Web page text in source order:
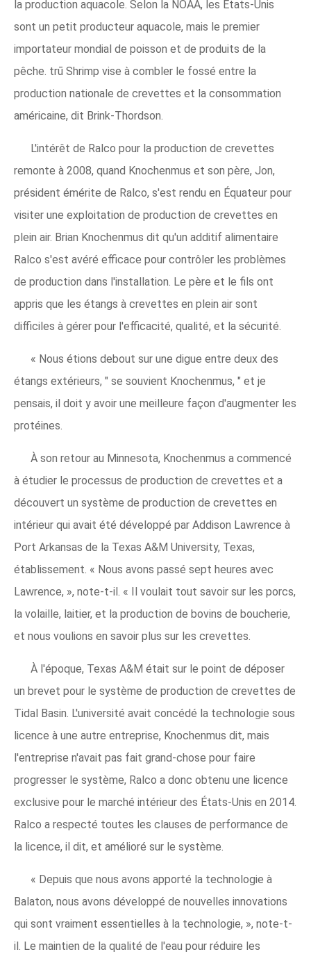
la production aquacole. Selon la NOAA, les États-Unis
sont un petit producteur aquacole, mais le premier
importateur mondial de poisson et de produits de la
pêche. trū Shrimp vise à combler le fossé entre la
production nationale de crevettes et la consommation
américaine, dit Brink-Thordson.
L'intérêt de Ralco pour la production de crevettes
remonte à 2008, quand Knochenmus et son père, Jon,
président émérite de Ralco, s'est rendu en Équateur pour
visiter une exploitation de production de crevettes en
plein air. Brian Knochenmus dit qu'un additif alimentaire
Ralco s'est avéré efficace pour contrôler les problèmes
de production dans l'installation. Le père et le fils ont
appris que les étangs à crevettes en plein air sont
difficiles à gérer pour l'efficacité, qualité, et la sécurité.
« Nous étions debout sur une digue entre deux des
étangs extérieurs, " se souvient Knochenmus, " et je
pensais, il doit y avoir une meilleure façon d'augmenter les
protéines.
À son retour au Minnesota, Knochenmus a commencé
à étudier le processus de production de crevettes et a
découvert un système de production de crevettes en
intérieur qui avait été développé par Addison Lawrence à
Port Arkansas de la Texas A&M University, Texas,
établissement. « Nous avons passé sept heures avec
Lawrence, », note-t-il. « Il voulait tout savoir sur les porcs,
la volaille, laitier, et la production de bovins de boucherie,
et nous voulions en savoir plus sur les crevettes.
À l'époque, Texas A&M était sur le point de déposer
un brevet pour le système de production de crevettes de
Tidal Basin. L'université avait concédé la technologie sous
licence à une autre entreprise, Knochenmus dit, mais
l'entreprise n'avait pas fait grand-chose pour faire
progresser le système, Ralco a donc obtenu une licence
exclusive pour le marché intérieur des États-Unis en 2014.
Ralco a respecté toutes les clauses de performance de
la licence, il dit, et amélioré sur le système.
« Depuis que nous avons apporté la technologie à
Balaton, nous avons développé de nouvelles innovations
qui sont vraiment essentielles à la technologie, », note-t-
il. Le maintien de la qualité de l'eau pour réduire les